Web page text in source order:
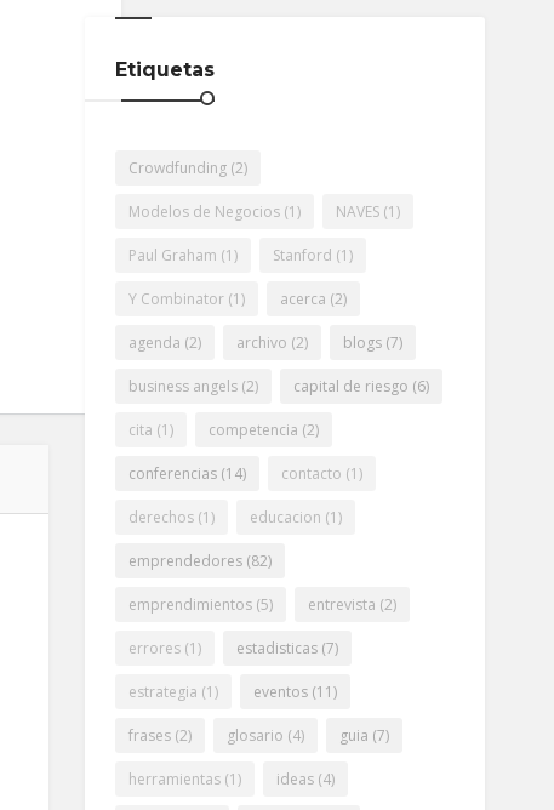
Etiquetas
Crowdfunding (2)
Modelos de Negocios (1) NAVES (1)
Paul Graham (1) Stanford (1)
Y Combinator (1) acerca (2)
agenda (2) archivo (2) blogs (7)
business angels (2) capital de riesgo (6)
cita (1) competencia (2)
conferencias (14) contacto (1)
derechos (1) educacion (1)
emprendedores (82)
emprendimientos (5) entrevista (2)
errores (1) estadisticas (7)
estrategia (1) eventos (11)
frases (2) glosario (4) guia (7)
herramientas (1) ideas (4)